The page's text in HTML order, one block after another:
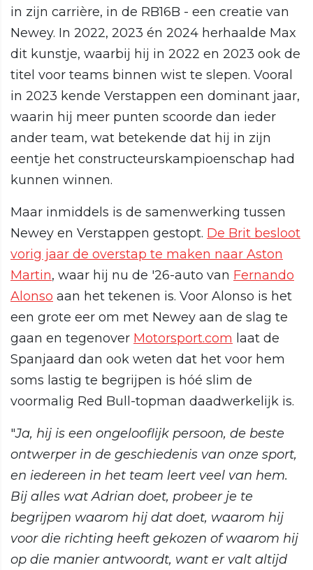
in zijn carrière, in de RB16B - een creatie van
Newey. In 2022, 2023 én 2024 herhaalde Max
dit kunstje, waarbij hij in 2022 en 2023 ook de
titel voor teams binnen wist te slepen. Vooral
in 2023 kende Verstappen een dominant jaar,
waarin hij meer punten scoorde dan ieder
ander team, wat betekende dat hij in zijn
eentje het constructeurskampioenschap had
kunnen winnen.
Maar inmiddels is de samenwerking tussen
Newey en Verstappen gestopt. De Brit besloot
vorig jaar de overstap te maken naar Aston
Martin, waar hij nu de '26-auto van Fernando
Alonso aan het tekenen is. Voor Alonso is het
een grote eer om met Newey aan de slag te
gaan en tegenover Motorsport.com laat de
Spanjaard dan ook weten dat het voor hem
soms lastig te begrijpen is hóé slim de
voormalig Red Bull-topman daadwerkelijk is.
"Ja, hij is een ongelooflijk persoon, de beste
ontwerper in de geschiedenis van onze sport,
en iedereen in het team leert veel van hem.
Bij alles wat Adrian doet, probeer je te
begrijpen waarom hij dat doet, waarom hij
voor die richting heeft gekozen of waarom hij
op die manier antwoordt, want er valt altijd